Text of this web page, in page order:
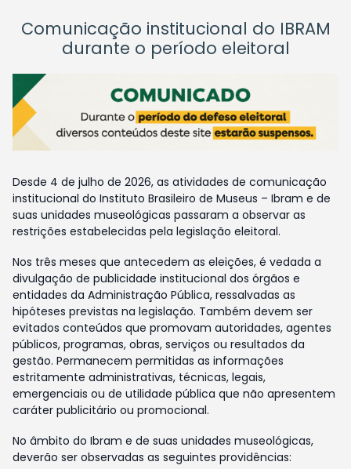
Comunicação institucional do IBRAM
durante o período eleitoral
Desde 4 de julho de 2026, as atividades de comunicação
institucional do Instituto Brasileiro de Museus – Ibram e de
suas unidades museológicas passaram a observar as
restrições estabelecidas pela legislação eleitoral.
Nos três meses que antecedem as eleições, é vedada a
divulgação de publicidade institucional dos órgãos e
entidades da Administração Pública, ressalvadas as
hipóteses previstas na legislação. Também devem ser
evitados conteúdos que promovam autoridades, agentes
públicos, programas, obras, serviços ou resultados da
gestão. Permanecem permitidas as informações
estritamente administrativas, técnicas, legais,
emergenciais ou de utilidade pública que não apresentem
caráter publicitário ou promocional.
No âmbito do Ibram e de suas unidades museológicas,
deverão ser observadas as seguintes providências: